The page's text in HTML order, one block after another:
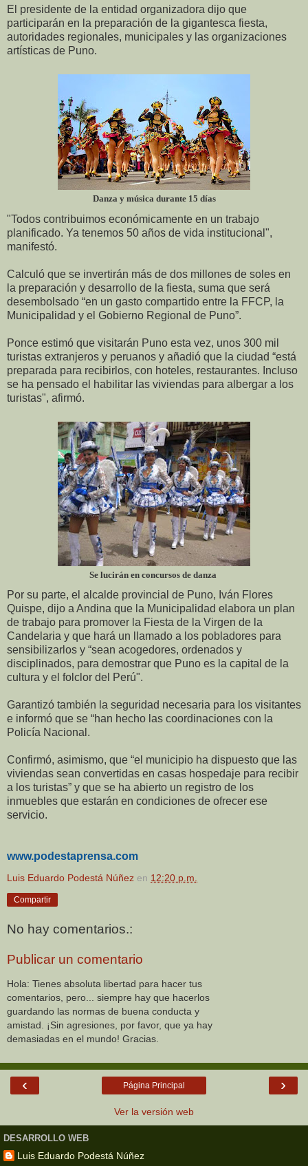
El presidente de la entidad organizadora dijo que
participarán en la preparación de la gigantesca fiesta,
autoridades regionales, municipales y las organizaciones
artísticas de Puno.
Danza y música durante 15 días
"Todos contribuimos económicamente en un trabajo
planificado. Ya tenemos 50 años de vida institucional",
manifestó.
Calculó que se invertirán más de dos millones de soles en
la preparación y desarrollo de la fiesta, suma que será
desembolsado “en un gasto compartido entre la FFCP, la
Municipalidad y el Gobierno Regional de Puno”.
Ponce estimó que visitarán Puno esta vez, unos 300 mil
turistas extranjeros y peruanos y añadió que la ciudad “está
preparada para recibirlos, con hoteles, restaurantes. Incluso
se ha pensado el habilitar las viviendas para albergar a los
turistas", afirmó.
Se lucirán en concursos de danza
Por su parte, el alcalde provincial de Puno, Iván Flores
Quispe, dijo a Andina que la Municipalidad elabora un plan
de trabajo para promover la Fiesta de la Virgen de la
Candelaria y que hará un llamado a los pobladores para
sensibilizarlos y “sean acogedores, ordenados y
disciplinados, para demostrar que Puno es la capital de la
cultura y el folclor del Perú".
Garantizó también la seguridad necesaria para los visitantes
e informó que se “han hecho las coordinaciones con la
Policía Nacional.
Confirmó, asimismo, que “el municipio ha dispuesto que las
viviendas sean convertidas en casas hospedaje para recibir
a los turistas” y que se ha abierto un registro de los
inmuebles que estarán en condiciones de ofrecer ese
servicio.
www.podestaprensa.com
Luis Eduardo Podestá Núñez en 12:20 p.m.
Compartir
No hay comentarios.:
Publicar un comentario
Hola: Tienes absoluta libertad para hacer tus
comentarios, pero... siempre hay que hacerlos
guardando las normas de buena conducta y
amistad. ¡Sin agresiones, por favor, que ya hay
demasiadas en el mundo! Gracias.
‹ ›
Página Principal
Ver la versión web
DESARROLLO WEB
Luis Eduardo Podestá Núñez